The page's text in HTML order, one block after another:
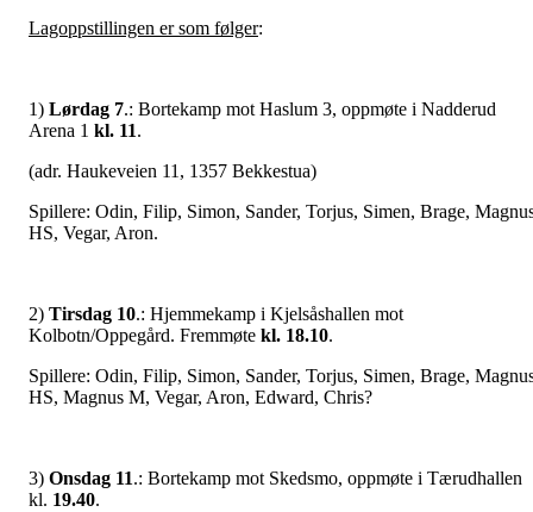
Lagoppstillingen er som følger:
1) Lørdag 7.: Bortekamp mot Haslum 3, oppmøte i Nadderud
Arena 1 kl. 11.
(adr. Haukeveien 11, 1357 Bekkestua)
Spillere: Odin, Filip, Simon, Sander, Torjus, Simen, Brage,
HS, Vegar, Aron.
2) Tirsdag 10.: Hjemmekamp i Kjelsåshallen mot
Kolbotn/Oppegård. Fremmøte kl. 18.10.
Spillere: Odin, Filip, Simon, Sander, Torjus, Simen, Brage,
HS, Magnus M, Vegar, Aron, Edward, Chris?
3) Onsdag 11.: Bortekamp mot Skedsmo, oppmøte i Tærudhallen
kl. 19.40.